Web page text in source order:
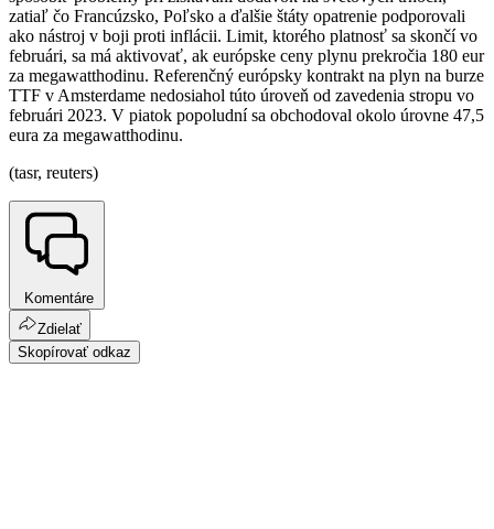
zatiaľ čo Francúzsko, Poľsko a ďalšie štáty opatrenie podporovali
ako nástroj v boji proti inflácii. Limit, ktorého platnosť sa skončí vo
februári, sa má aktivovať, ak európske ceny plynu prekročia 180 eur
za megawatthodinu. Referenčný európsky kontrakt na plyn na burze
TTF v Amsterdame nedosiahol túto úroveň od zavedenia stropu vo
februári 2023. V piatok popoludní sa obchodoval okolo úrovne 47,5
eura za megawatthodinu.
(tasr, reuters)
Komentáre
Zdielať
Skopírovať odkaz